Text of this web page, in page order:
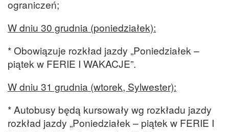
ograniczeń;
W dniu 30 grudnia (poniedziałek):
* Obowiązuje rozkład jazdy „Poniedziałek –
piątek w FERIE I WAKACJE”.
W dniu 31 grudnia (wtorek, Sylwester):
* Autobusy będą kursowały wg rozkładu jazdy
rozkład jazdy „Poniedziałek – piątek w FERIE I